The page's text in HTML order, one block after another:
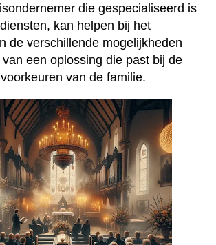
die gespecialiseerd is
kan helpen bij het
de verschillende mogelijkheden
een oplossing die past bij de
van de familie.